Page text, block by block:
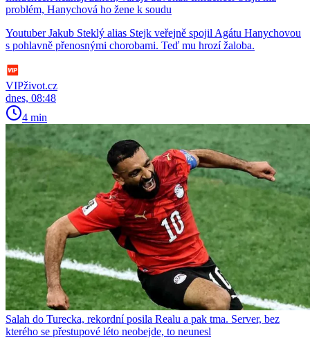
problém, Hanychová ho žene k soudu
Youtuber Jakub Steklý alias Stejk veřejně spojil Agátu Hanychovou
s pohlavně přenosnými chorobami. Teď mu hrozí žaloba.
VIPživot.cz
dnes, 08:48
4 min
Salah do Turecka, rekordní posila Realu a pak tma. Server, bez
kterého se přestupové léto neobejde, to neunesl